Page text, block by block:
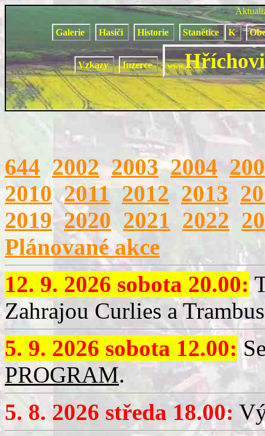
Galerie Hasiči Historie Stanětice K
Vzkazy Inzerce www.
644 2002 2003 2004
2010 2011 2012 2013
2019 2020 2021 2022
Plánované akce
12. 9. 2026 sobota 20.00:
Zahrajou Curlies a
5. 9. 2026 sobota 12.00:
PROGRAM.
5. 8. 2026 středa 18.00: